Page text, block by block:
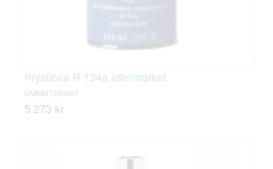
Þrýstiolía R 134a aftermarket
DM8887200001
5.273 kr